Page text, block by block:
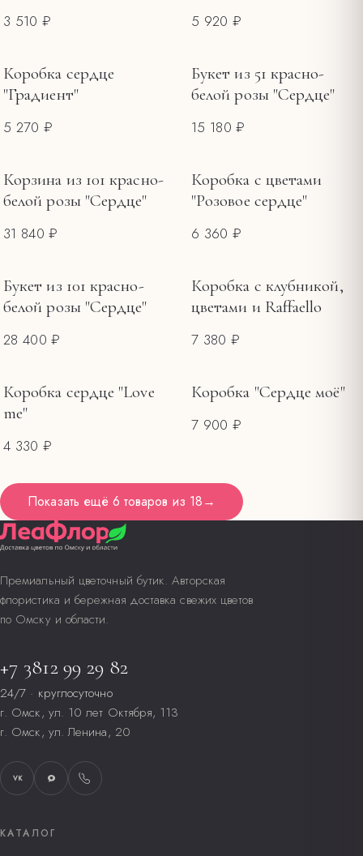
3 510 ₽ 5 920 ₽
Коробка сердце
"Градиент"
5 270 ₽
Букет из 51 красно-
белой розы "Сердце"
15 180 ₽
Корзина из 101 красно-
белой розы "Сердце"
31 840 ₽
Коробка с цветами
"Розовое сердце"
6 360 ₽
Букет из 101 красно-
белой розы "Сердце"
28 400 ₽
Коробка с клубникой,
цветами и Raffaello
7 380 ₽
Коробка сердце "Love
me"
4 330 ₽
Коробка "Сердце моё"
7 900 ₽
Показать ещё 6 товаров из 18→
Премиальный цветочный бутик. Авторская
флористика и бережная доставка свежих цветов
по Омску и области.
+7 3812 99 29 82
24/7 · круглосуточно
г. Омск, ул. 10 лет Октября, 113
г. Омск, ул. Ленина, 20
VK
КАТАЛОГ